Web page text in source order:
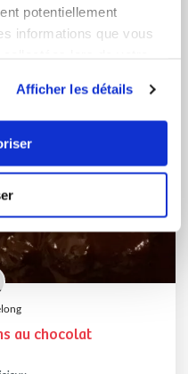
potentiellement
informations que vous
Afficher les détails
au chocolat